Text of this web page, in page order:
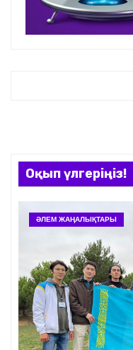
Оқып үлгеріңіз!
ӘЛЕМ ЖАҢАЛЫҚТАРЫ